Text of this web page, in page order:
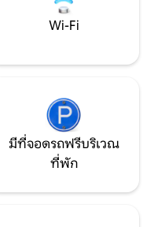
Wi-Fi
มีที่จอดรถฟรีบริเวณ
ที่พัก